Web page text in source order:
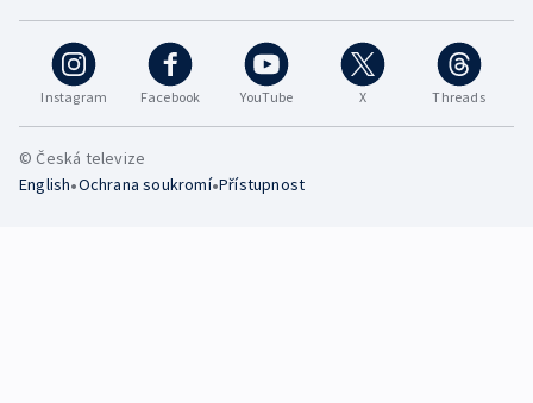
Instagram Facebook YouTube X Threads
© Česká televize
English•Ochrana soukromí•Přístupnost